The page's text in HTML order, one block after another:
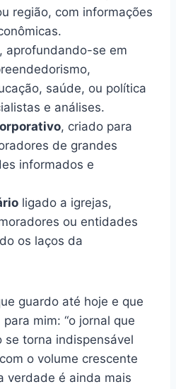
região, com informações
, aprofundando-se em
saúde, ou política
e análises.
, criado para
de grandes
informados e
ligado a igrejas,
ou entidades
os laços da
guardo até hoje e que
mim: “o jornal que
torna indispensável
o volume crescente
verdade é ainda mais